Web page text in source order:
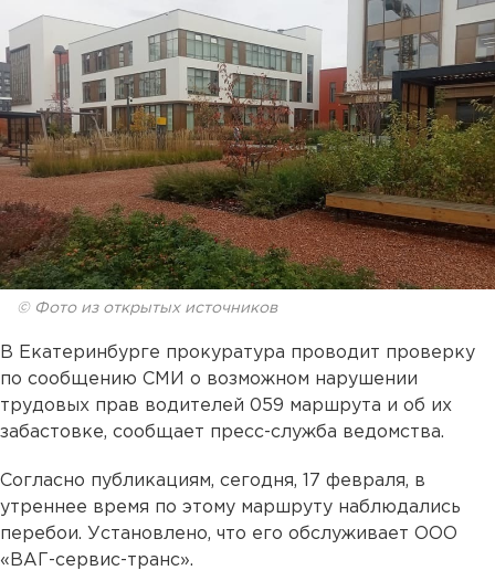
© Фото из открытых источников
В Екатеринбурге прокуратура проводит проверку
по сообщению СМИ о возможном нарушении
трудовых прав водителей 059 маршрута и об их
забастовке, сообщает пресс-служба ведомства.
Согласно публикациям, сегодня, 17 февраля, в
утреннее время по этому маршруту наблюдались
перебои. Установлено, что его обслуживает ООО
«ВАГ-сервис-транс».